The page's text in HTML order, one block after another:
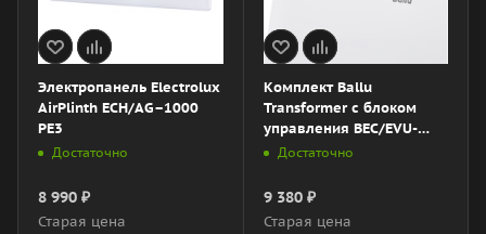
Электропанель Electrolux
AirPlinth ECH/AG–1000
PE3
Достаточно
8 990 ₽
Старая цена
Комплект Ballu
Transformer с блоком
управления BEC/EVU-
1000-4I (инверторный)
Достаточно
9 380₽
Старая цена